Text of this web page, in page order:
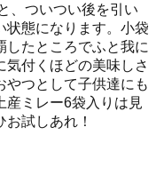
、ついつい後を引い
状態になります。小袋
したところでふと我に
付くほどの美味しさ
やつとして子供達にも
産ミレー6袋入りは見
試しあれ！